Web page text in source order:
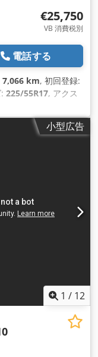
€25,750
VB 消費税別
電話する
7,066 km, 初回登録:
225/55R17, アクス
ック, 座席数:3, 全長:
, 荷室長:2,470
ム）, アップル
小型広告
1 / 12